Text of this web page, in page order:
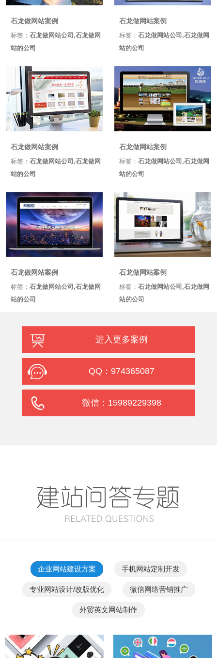
石龙做网站案例
标签： 石龙做网站公司,石龙做网
站的公司
石龙做网站案例
标签： 石龙做网站公司,石龙做网
站的公司
石龙做网站案例
标签： 石龙做网站公司,石龙做网
站的公司
石龙做网站案例
标签： 石龙做网站公司,石龙做网
站的公司
石龙做网站案例
标签： 石龙做网站公司,石龙做网
站的公司
石龙做网站案例
标签： 石龙做网站公司,石龙做网
站的公司
进入更多案例
QQ：974365087
微信：15989229398
企业网站建设方案 手机网站定制开发
专业网站设计/改版优化 微信网络营销推广
外贸英文网站制作